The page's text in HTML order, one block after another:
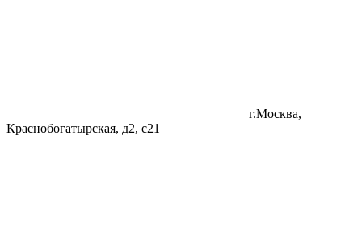
г.Москва,
Краснобогатырская, д2, с21